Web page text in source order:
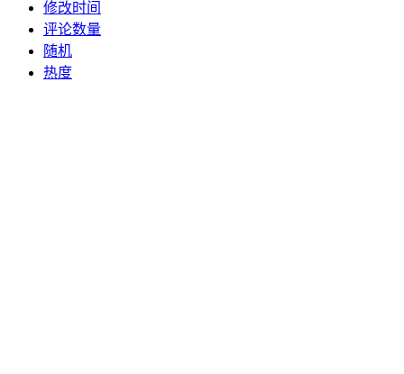
修改时间
评论数量
随机
热度